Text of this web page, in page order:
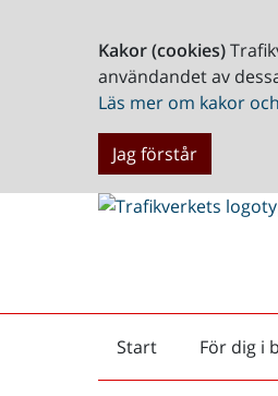
Kakor (cookies)
användandet av
Läs mer om kakor
Jag förstår
Start
Startsida För dig i